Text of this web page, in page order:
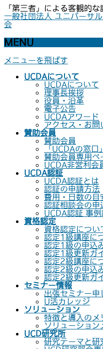
「第三者」による客観的な
一般社団法人 ユニバーサ
会
MENU
メニューを飛ばす
UCDAについて
UCDAについて
理事長挨拶
役員・沿革
電子公告
UCDAアワード
アクセス・お問
賛助会員
賛助会員
「UCDAの窓口
賛助会員専用ペ
UCDA非営利会
UCDA認証
UCDA認証とは
認証の申請方法
費用・日数の目
認証相談会の申
UCDA認証 事例
資格認定
資格認定につい
認定1級講座に
認定1級の申込
認定1級更新ガ
認定2級講座に
認定2級の申込
認定2級更新ガ
セミナー情報
出張セミナー申
U活カレッジ
ソリューション
特徴と導入のメ
ソリューション
UCD研究所
研究テーマと研